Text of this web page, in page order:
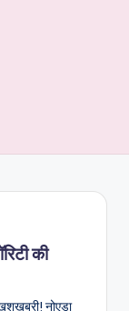
की
नोएडा